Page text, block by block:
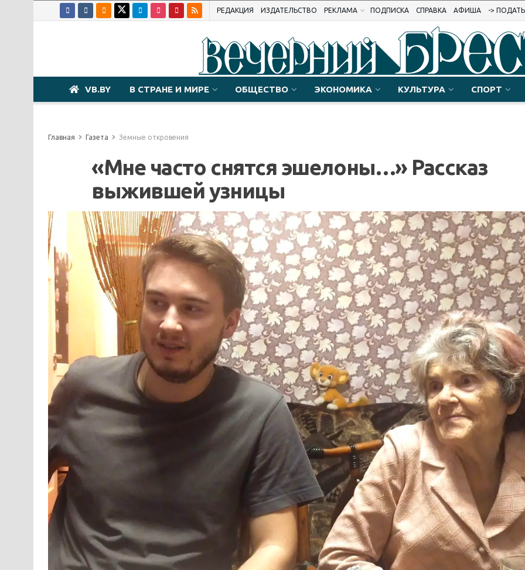
РЕДАКЦИЯ ИЗДАТЕЛЬСТВО РЕКЛАМА ПОДПИСКА СПРАВКА АФИША ->
VB.BY В СТРАНЕ И МИРЕ ОБЩЕСТВО ЭКОНОМИКА КУЛЬТУРА СПОРТ
Главная Газета Земные откровения
«Мне часто снятся эшелоны…» Рассказ
выжившей узницы